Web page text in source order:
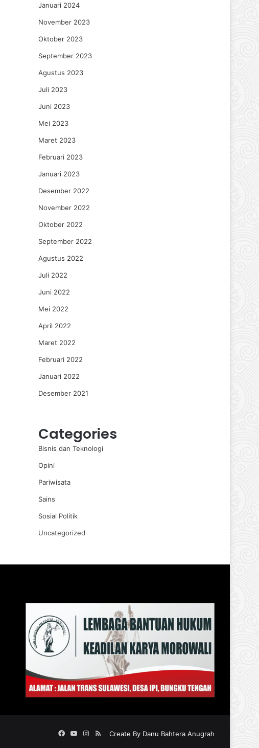
Januari 2024
November 2023
Oktober 2023
September 2023
Agustus 2023
Juli 2023
Juni 2023
Mei 2023
Maret 2023
Februari 2023
Januari 2023
Desember 2022
November 2022
Oktober 2022
September 2022
Agustus 2022
Juli 2022
Juni 2022
Mei 2022
April 2022
Maret 2022
Februari 2022
Januari 2022
Desember 2021
Categories
Bisnis dan Teknologi
Opini
Pariwisata
Sains
Sosial Politik
Uncategorized
Create By Danu Bahtera Anugrah
Facebook
YouTubeInstagram
RSS